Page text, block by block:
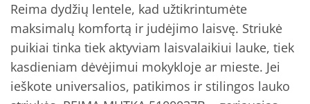
Reima dydžių lentele, kad užtikrintumėte
maksimalų komfortą ir judėjimo laisvę. Striukė
puikiai tinka tiek aktyviam laisvalaikiui lauke, tiek
kasdieniam dėvėjimui mokykloje ar mieste. Jei
ieškote universalios, patikimos ir stilingos lauko